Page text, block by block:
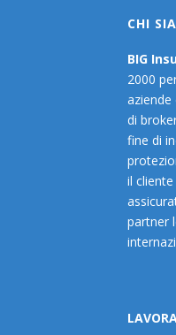
CHI
BIG
2000
aziende
di
fine di
il
partner